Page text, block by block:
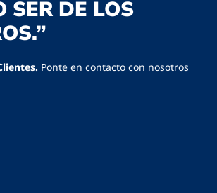
SER DE LOS
Ponte en contacto con nosotros